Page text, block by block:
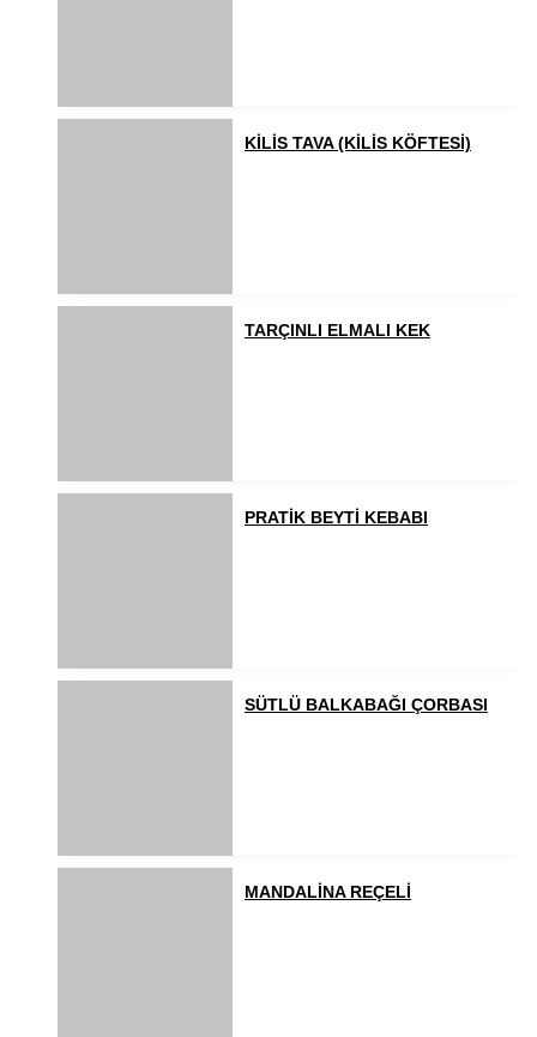
KİLİS TAVA (KİLİS KÖFTESİ)
TARÇINLI ELMALI KEK
PRATİK BEYTİ KEBABI
SÜTLÜ BALKABAĞI ÇORBASI
MANDALİNA REÇELİ